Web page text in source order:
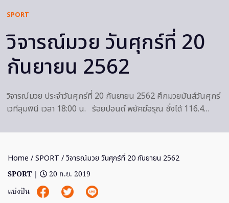
SPORT
วิจารณ์มวย วันศุกร์ที่ 20
กันยายน 2562
วิจารณ์มวย ประจำวันศุกร์ที่ 20 กันยายน 2562 ศึกมวยมันส์วันศุกร์
เวทีลุมพินี เวลา 18:00 น. ร้อยปอนด์ พยัคฆ์อรุณ ชั่งได้ 116.4…
Home /SPORT / วิจารณ์มวย วันศุกร์ที่ 20 กันยายน 2562
SPORT |
20 ก.ย. 2019
แบ่งปัน